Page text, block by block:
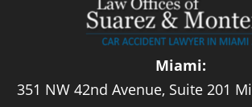
Miami:
351 NW 42nd Avenue, Suite 201